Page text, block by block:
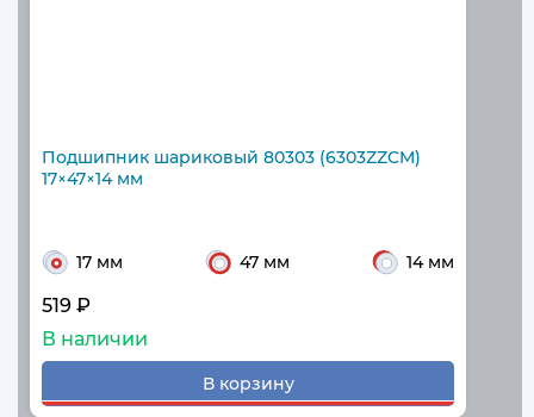
Подшипник шариковый 80303 (6303ZZCM)
17×47×14 мм
17 мм 47 мм 14 мм
519 ₽
В наличии
В корзину